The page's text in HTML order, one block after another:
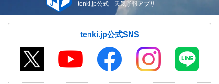
tenki.jp公式 天気予報アプリ
tenki.jp公式SNS